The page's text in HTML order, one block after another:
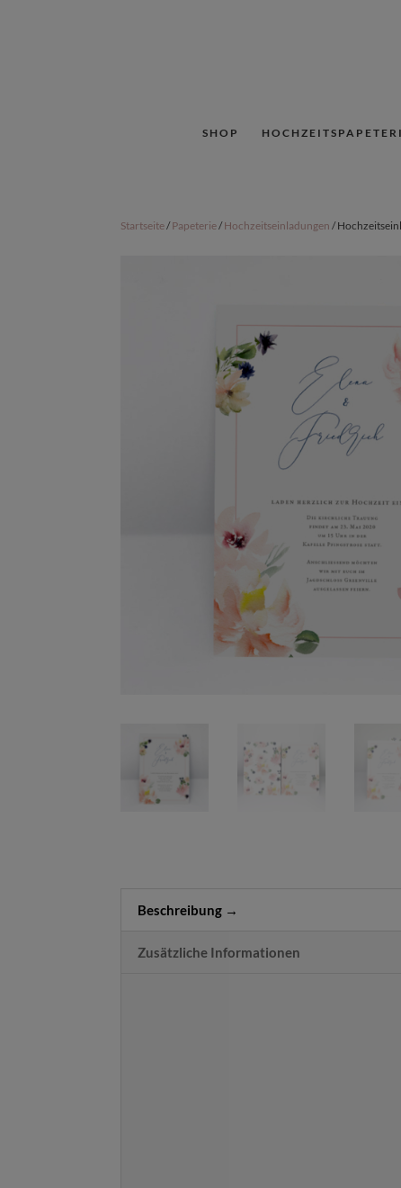
SHOP
Startseite/Papeterie/Hochzeitseinladungen /
Beschreibung
Zusätzliche Informationen